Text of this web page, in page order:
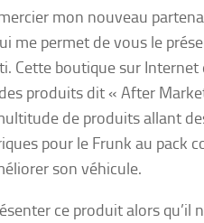
mon nouveau
me permet de vous le
Cette boutique sur Internet
produits dit « After
de produits allant
pour le Frunk au pack
son véhicule.
ce produit alors qu’il